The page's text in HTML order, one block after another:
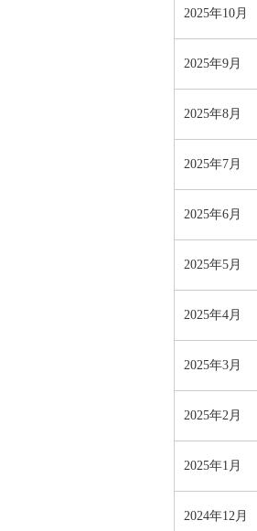
2025年10月
2025年9月
2025年8月
2025年7月
2025年6月
2025年5月
2025年4月
2025年3月
2025年2月
2025年1月
2024年12月